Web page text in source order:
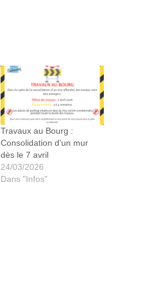
Travaux au Bourg :
Consolidation d’un mur
dès le 7 avril
24/03/2026
Dans "Infos"